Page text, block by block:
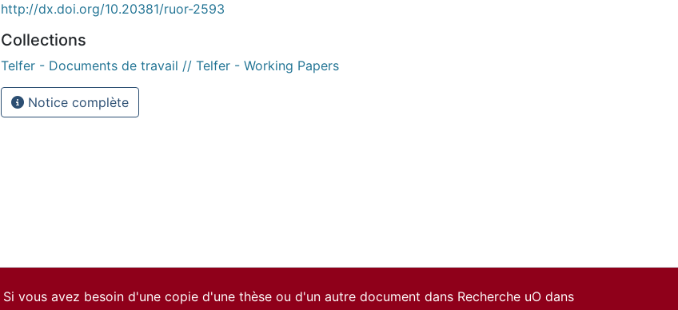
http://dx.doi.org/10.20381/ruor-2593
Collections
Telfer - Documents de travail // Telfer - Working Papers
Notice complète
Si vous avez besoin d'une copie d'une thèse ou d'un autre document dans Recherche uO dans